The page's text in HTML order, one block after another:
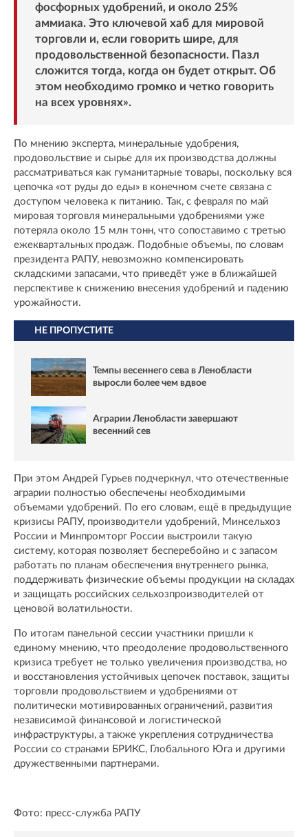
фосфорных удобрений, и около 25%
аммиака. Это ключевой хаб для мировой
торговли и, если говорить шире, для
продовольственной безопасности. Пазл
сложится тогда, когда он будет открыт. Об
этом необходимо громко и четко говорить
на всех уровнях».
По мнению эксперта, минеральные удобрения,
продовольствие и сырье для их производства должны
рассматриваться как гуманитарные товары, поскольку вся
цепочка «от руды до еды» в конечном счете связана с
доступом человека к питанию. Так, с февраля по май
мировая торговля минеральными удобрениями уже
потеряла около 15 млн тонн, что сопоставимо с третью
ежеквартальных продаж. Подобные объемы, по словам
президента РАПУ, невозможно компенсировать
складскими запасами, что приведёт уже в ближайшей
перспективе к снижению внесения удобрений и падению
урожайности.
НЕ ПРОПУСТИТЕ
Темпы весеннего сева в Ленобласти
выросли более чем вдвое
Аграрии Ленобласти завершают
весенний сев
При этом Андрей Гурьев подчеркнул, что отечественные
аграрии полностью обеспечены необходимыми
объемами удобрений. По его словам, ещё в предыдущие
кризисы РАПУ, производители удобрений, Минсельхоз
России и Минпромторг России выстроили такую
систему, которая позволяет бесперебойно и с запасом
работать по планам обеспечения внутреннего рынка,
поддерживать физические объемы продукции на складах
и защищать российских сельхозпроизводителей от
ценовой волатильности.
По итогам панельной сессии участники пришли к
единому мнению, что преодоление продовольственного
кризиса требует не только увеличения производства, но
и восстановления устойчивых цепочек поставок, защиты
торговли продовольствием и удобрениями от
политически мотивированных ограничений, развития
независимой финансовой и логистической
инфраструктуры, а также укрепления сотрудничества
России со странами БРИКС, Глобального Юга и другими
дружественными партнерами.
Фото: пресс-служба РАПУ